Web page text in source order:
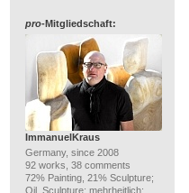
pro-Mitgliedschaft:
ImmanuelKraus
Germany, since 2008
92 works, 38 comments
72% Painting, 21% Sculpture;
Oil, Sculpture; mehrheitlich: